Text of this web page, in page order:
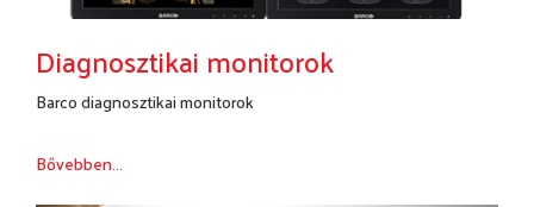
Diagnosztikai monitorok
Barco diagnosztikai monitorok
Bővebben...